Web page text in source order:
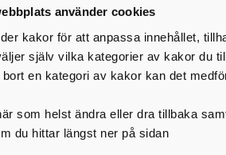
använder cookies
kakor för att anpassa innehållet,
själv vilka kategorier av kakor du
bort en kategori av kakor kan det
som helst ändra eller dra tillbaka
du hittar längst ner på sidan
Skriv ut